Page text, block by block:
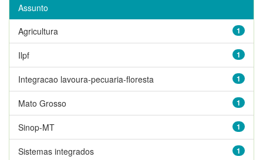
Assunto
1
Agricultura
1
Ilpf
1
Integracao lavoura-pecuaria-floresta
1
Mato Grosso
1
Sinop-MT
1
Sistemas integrados